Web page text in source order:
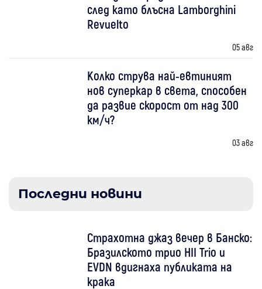
след като блъсна Lamborghini
Revuelto
05 авг
Колко струва най-евтиният
нов суперкар в света, способен
да развие скорост от над 300
км/ч?
03 авг
Последни новини
Страхотна джаз вечер в Банско:
Бразилското трио HII Trio и
EVDN вдигнаха публиката на
крака